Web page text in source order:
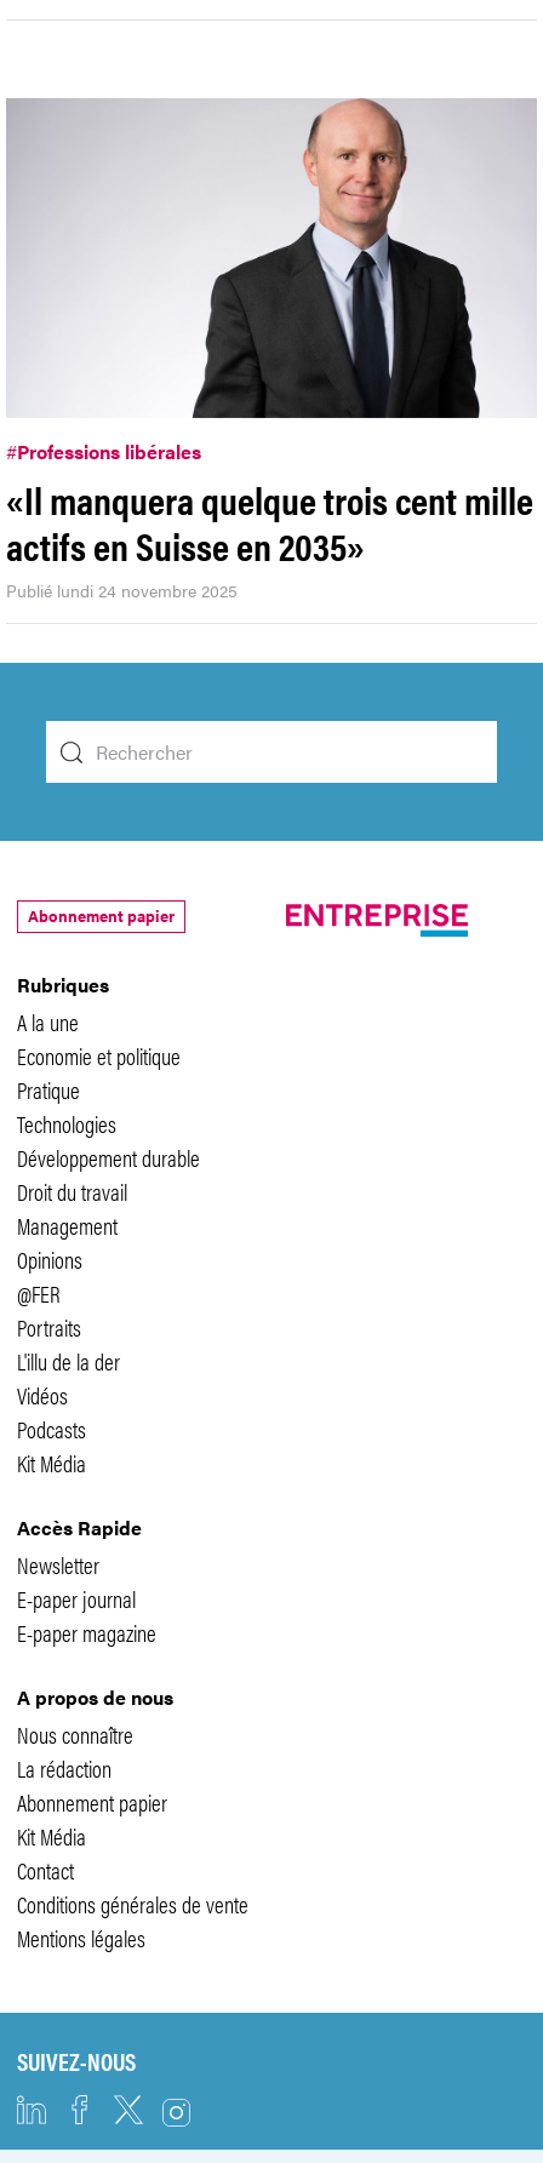
#Professions libérales
«Il manquera quelque trois cent mille
actifs en Suisse en 2035»
Publié lundi 24 novembre 2025
Rubriques
A la une
Economie et politique
Pratique
Technologies
Développement durable
Droit du travail
Management
Opinions
@FER
Portraits
L'illu de la der
Vidéos
Podcasts
Kit Média
Accès Rapide
Newsletter
E-paper journal
E-paper magazine
A propos de nous
Nous connaître
La rédaction
Abonnement papier
Kit Média
Contact
Conditions générales de vente
Mentions légales
Abonnement papier
SUIVEZ-NOUS